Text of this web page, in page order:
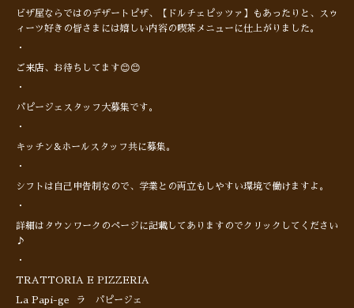
ビザ屋ならではのデザートピザ、【ドルチェピッツァ】もあったりと、スゥ
ィーツ好きの皆さまには嬉しい内容の喫茶メニューに仕上がりました。
・
ご来店、お待ちしてます😊😊
・
パピージェスタッフ大募集です。
・
キッチン&ホールスタッフ共に募集。
・
シフトは自己申告制なので、学業との両立もしやすい環境で働けますよ。
・
詳細はタウンワークのページに記載してありますのでクリックしてください
♪
・
TRATTORIA E PIZZERIA
La Papi-ge ラ パピージェ